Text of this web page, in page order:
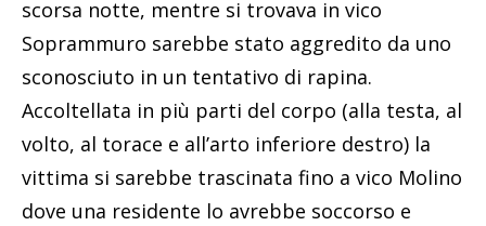
scorsa notte, mentre si trovava in vico
Soprammuro sarebbe stato aggredito da uno
sconosciuto in un tentativo di rapina.
Accoltellata in più parti del corpo (alla testa, al
volto, al torace e all’arto inferiore destro) la
vittima si sarebbe trascinata fino a vico Molino
dove una residente lo avrebbe soccorso e